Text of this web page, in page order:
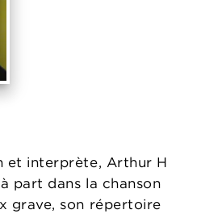
et interprète, Arthur H
part dans la chanson
grave, son répertoire